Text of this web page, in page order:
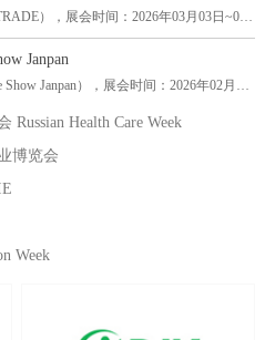
），展会时间：2026年03月03日~03
N 3rd St, Phoenix, AZ 85004美国-菲尼克
LLC，举办周期：一年一届，展会面
展商数量及参展品牌达到600家。
展览会和会议。Medtrade最初以全国家庭
Janpan
Janpan），展会时间：2026年02月25
展览集团，举办周期：一年一届，展会
参展商数量及参展品牌达到711家。日本
以下简称CSJ）是亚洲最大的康复护理展览
Health Care Week
博览会
Week